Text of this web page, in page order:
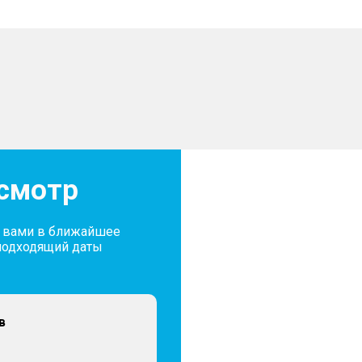
вами в ближайшее
даты